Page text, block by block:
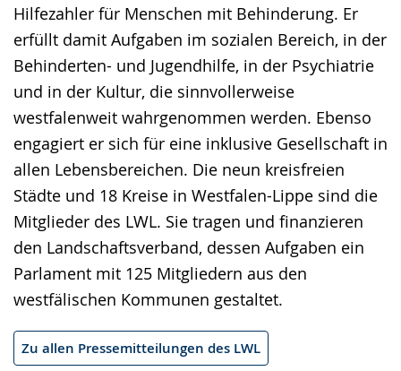
Hilfezahler für Menschen mit Behinderung. Er
erfüllt damit Aufgaben im sozialen Bereich, in der
Behinderten- und Jugendhilfe, in der Psychiatrie
und in der Kultur, die sinnvollerweise
westfalenweit wahrgenommen werden. Ebenso
engagiert er sich für eine inklusive Gesellschaft in
allen Lebensbereichen. Die neun kreisfreien
Städte und 18 Kreise in Westfalen-Lippe sind die
Mitglieder des LWL. Sie tragen und finanzieren
den Landschaftsverband, dessen Aufgaben ein
Parlament mit 125 Mitgliedern aus den
westfälischen Kommunen gestaltet.
Zu allen Pressemitteilungen des LWL